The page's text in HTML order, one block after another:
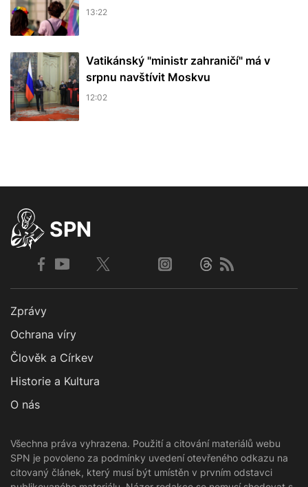
13:22
Vatikánský "ministr zahraničí" má v
srpnu navštívit Moskvu
12:02
SPN
Zprávy
Ochrana víry
Člověk a Církev
Historie a Kultura
O nás
Všechna práva vyhrazena. Použití a citování materiálů webu
SPN je povoleno za podmínky uvedení otevřeného odkazu na
citovaný článek, který musí být umístěn v prvním odstavci